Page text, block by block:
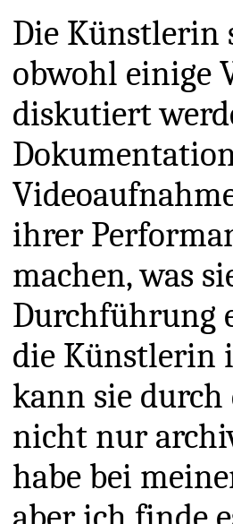
Die Künstlerin
obwohl einige
diskutiert
ihrer
machen, was
Durchführung
die Künstlerin
kann sie
nicht nur
habe bei